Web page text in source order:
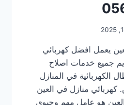
يعمل افضل كهربائي
جميع خدمات اصلاح
الكهربائية في المنازل
كهربائي منازل في العين
هو عامل مهم وحيوي